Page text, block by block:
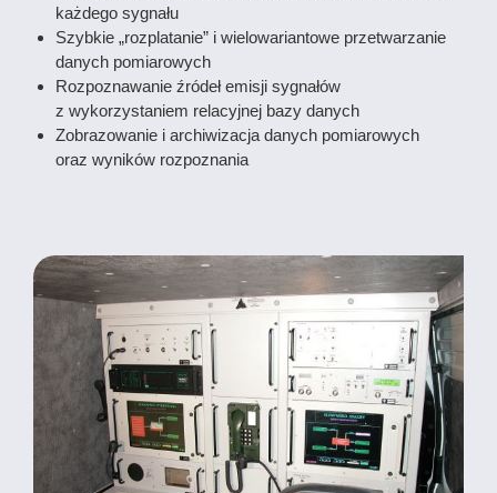
każdego sygnału
Szybkie „rozplatanie” i wielowariantowe przetwarzanie
danych pomiarowych
Rozpoznawanie źródeł emisji sygnałów
z wykorzystaniem relacyjnej bazy danych
Zobrazowanie i archiwizacja danych pomiarowych
oraz wyników rozpoznania